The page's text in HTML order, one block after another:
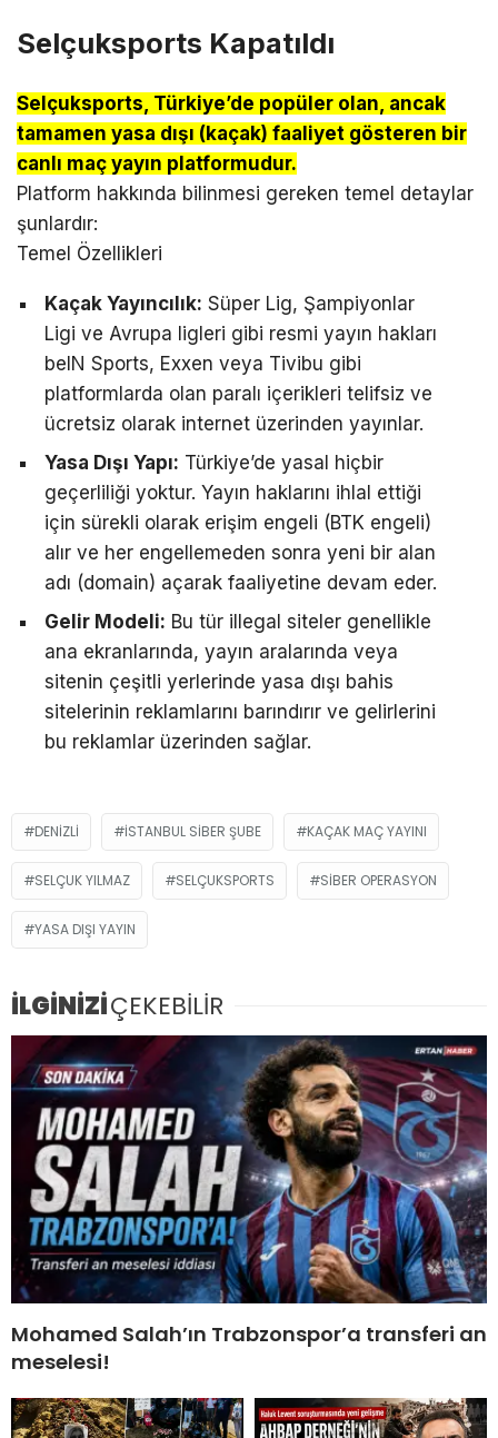
Selçuksports Kapatıldı
Selçuksports, Türkiye’de popüler olan, ancak
tamamen yasa dışı (kaçak) faaliyet gösteren bir
canlı maç yayın platformudur.
Platform hakkında bilinmesi gereken temel detaylar
şunlardır:
Temel Özellikleri
Kaçak Yayıncılık: Süper Lig, Şampiyonlar
Ligi ve Avrupa ligleri gibi resmi yayın hakları
beIN Sports, Exxen veya Tivibu gibi
platformlarda olan paralı içerikleri telifsiz ve
ücretsiz olarak internet üzerinden yayınlar.
Yasa Dışı Yapı: Türkiye’de yasal hiçbir
geçerliliği yoktur. Yayın haklarını ihlal ettiği
için sürekli olarak erişim engeli (BTK engeli)
alır ve her engellemeden sonra yeni bir alan
adı (domain) açarak faaliyetine devam eder.
Gelir Modeli: Bu tür illegal siteler genellikle
ana ekranlarında, yayın aralarında veya
sitenin çeşitli yerlerinde yasa dışı bahis
sitelerinin reklamlarını barındırır ve gelirlerini
bu reklamlar üzerinden sağlar.
DENIZLI İSTANBUL SIBER ŞUBE KAÇAK MAÇ YAYINI
SELÇUK YILMAZ SELÇUKSPORTS SIBER OPERASYON
YASA DIŞI YAYIN
İLGİNİZİÇEKEBİLİR
Mohamed Salah’ın Trabzonspor’a transferi an
meselesi!